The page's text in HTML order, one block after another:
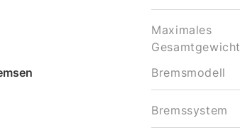
Maximales
Gesamtgewicht
Bremsmodell
Bremssystem